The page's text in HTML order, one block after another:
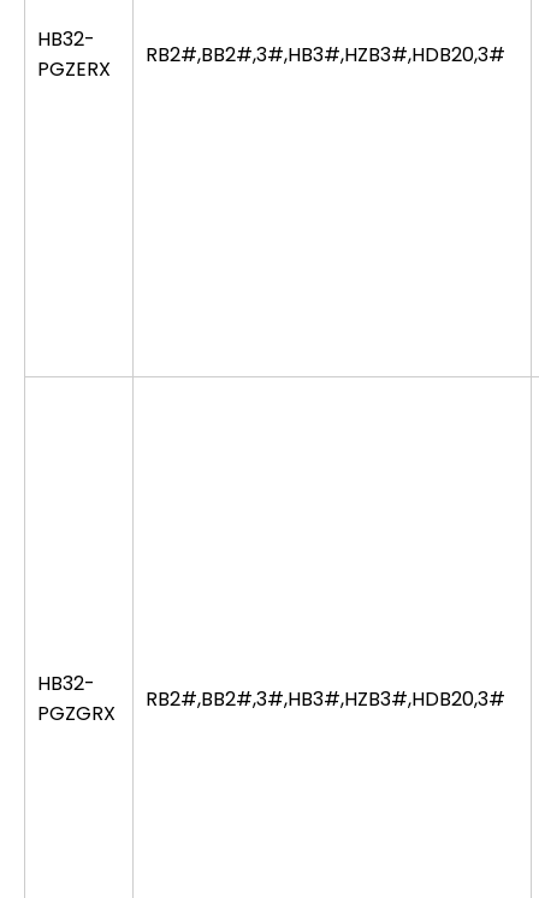
HB32-
PGZERX
RB2#,BB2#,3#,HB3#,HZB3#,HDB20,3#
HB32-
PGZGRX
RB2#,BB2#,3#,HB3#,HZB3#,HDB20,3#